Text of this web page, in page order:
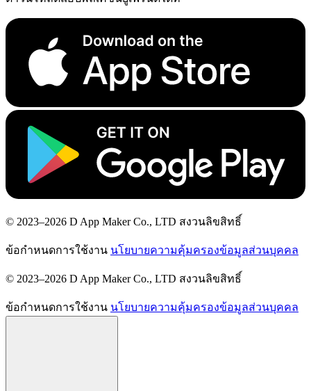
© 2023–2026 D App Maker Co., LTD สงวนลิขสิทธิ์
ข้อกำหนดการใช้งาน นโยบายความคุ้มครองข้อมูลส่วนบุคคล
© 2023–2026 D App Maker Co., LTD สงวนลิขสิทธิ์
ข้อกำหนดการใช้งาน นโยบายความคุ้มครองข้อมูลส่วนบุคคล